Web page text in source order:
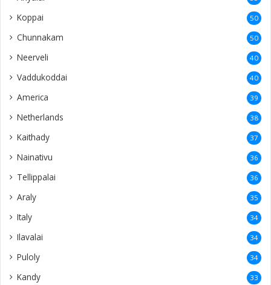
Koppai 50
Chunnakam 50
Neerveli 40
Vaddukoddai 40
America 39
Netherlands 38
Kaithady 37
Nainativu 36
Tellippalai 36
Araly 35
Italy 34
Ilavalai 34
Puloly 34
Kandy 33